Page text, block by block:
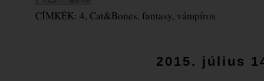
CÍMKÉK: 4, Cat&Bones, fantasy, vámpíros
2015. július